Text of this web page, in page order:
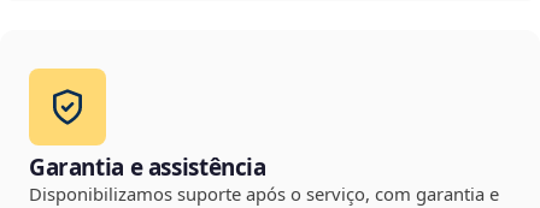
Garantia e assistência
Disponibilizamos suporte após o serviço, com garantia e